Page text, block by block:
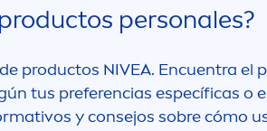
personales?
productos NIVEA. Encuentra el
tus preferencias específicas o
y consejos sobre cómo